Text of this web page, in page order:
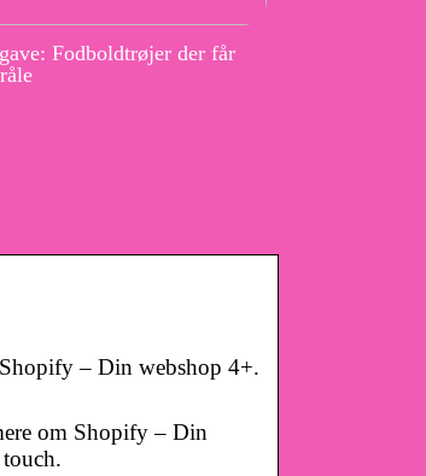
Fodboldtrøjer der får
– Din webshop 4+.
om Shopify – Din